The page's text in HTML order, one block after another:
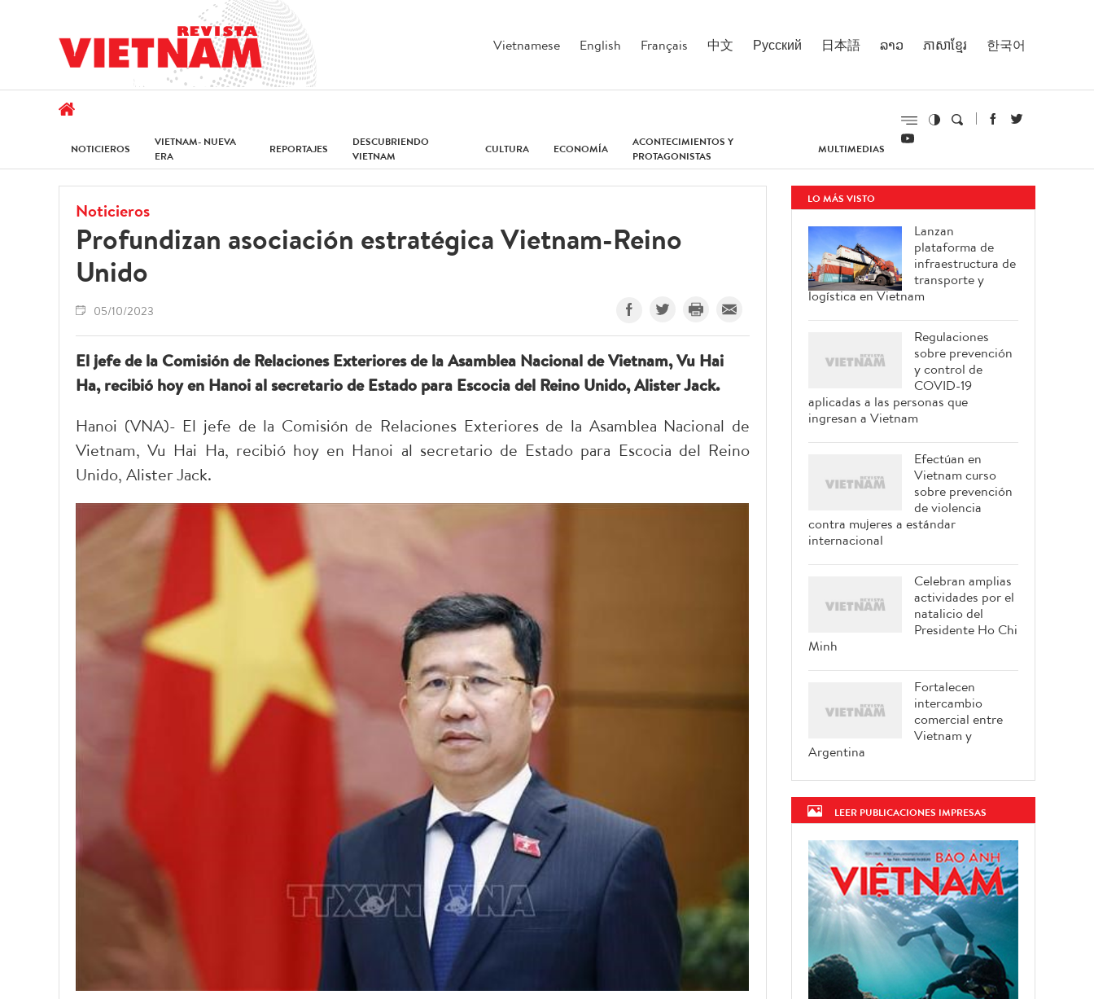
Vietnamese English Français 中文 Русский 日本語 ລາວ ភាសាខ្មែរ 한국어
NOTICIEROS
VIETNAM- NUEVA
ERA
REPORTAJES
DESCUBRIENDO
VIETNAM
CULTURA ECONOMÍA
ACONTECIMIENTOS Y
PROTAGONISTAS
MULTIMEDIAS
Noticieros
Profundizan asociación estratégica Vietnam-Reino
Unido
05/10/2023
El jefe de la Comisión de Relaciones Exteriores de la Asamblea Nacional de Vietnam, Vu Hai
Ha, recibió hoy en Hanoi al secretario de Estado para Escocia del Reino Unido, Alister Jack.
Hanoi (VNA)- El jefe de la Comisión de Relaciones Exteriores de la Asamblea Nacional de
Vietnam, Vu Hai Ha, recibió hoy en Hanoi al secretario de Estado para Escocia del Reino
Unido, Alister Jack.
LO MÁS VISTO
Lanzan
plataforma de
infraestructura de
transporte y
logística en Vietnam
Regulaciones
sobre prevención
y control de
COVID-19
aplicadas a las personas que
ingresan a Vietnam
Efectúan en
Vietnam curso
sobre prevención
de violencia
contra mujeres a estándar
internacional
Celebran amplias
actividades por el
natalicio del
Presidente Ho Chi
Minh
Fortalecen
intercambio
comercial entre
Vietnam y
Argentina
LEER PUBLICACIONES IMPRESAS